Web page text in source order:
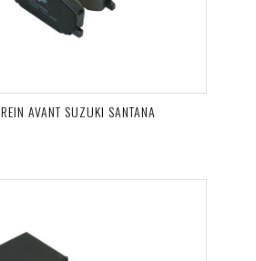
AVANT SUZUKI SANTANA